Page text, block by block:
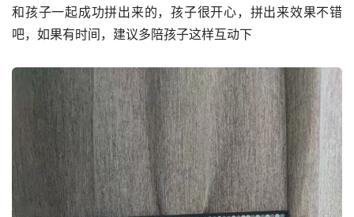
和孩子一起成功拼出来的，孩子很开心，拼出来效果不错
吧，如果有时间，建议多陪孩子这样互动下